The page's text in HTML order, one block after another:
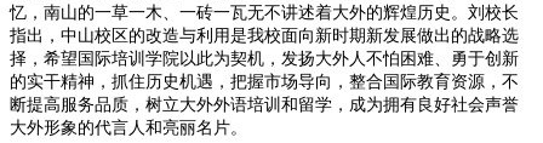
忆，南山的一草一木、一砖一瓦无不讲述着大外的辉煌历史。刘校长
指出，中山校区的改造与利用是我校面向新时期新发展做出的战略选
择，希望国际培训学院以此为契机，发扬大外人不怕困难、勇于创新
的实干精神，抓住历史机遇，把握市场导向，整合国际教育资源，不
断提高服务品质，树立大外外语培训和留学，成为拥有良好社会声誉
大外形象的代言人和亮丽名片。